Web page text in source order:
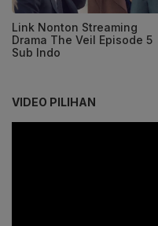
Link Nonton Streaming
Drama The Veil Episode 5
Sub Indo
VIDEO PILIHAN